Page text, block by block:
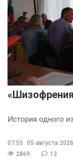
История одного
07:55
05 августа 2026
2869
12